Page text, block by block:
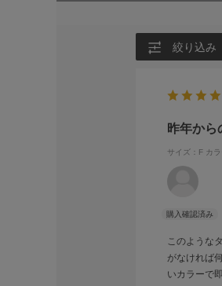
絞り込み
昨年から
サイズ：F カ
このような
がなければ
いカラーで